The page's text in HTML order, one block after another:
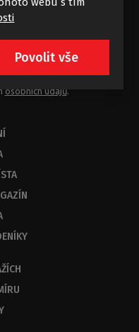
nabídky
osobních údajů.
Povolit vše